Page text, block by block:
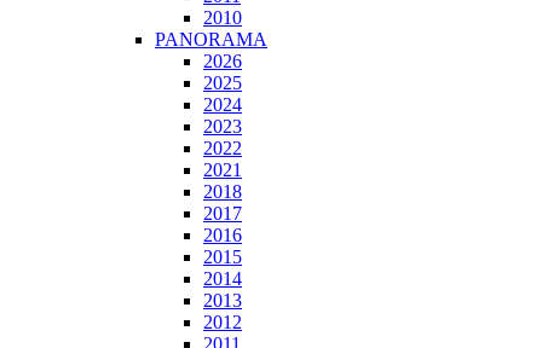
2010
PANORAMA
2026
2025
2024
2023
2022
2021
2018
2017
2016
2015
2014
2013
2012
2011